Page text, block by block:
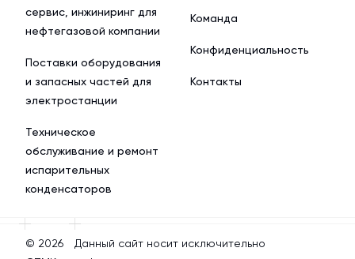
сервис, инжиниринг для
нефтегазовой компании
Поставки оборудования
и запасных частей для
электростанции
Техническое
обслуживание и ремонт
испарительных
конденсаторов
Команда
Конфиденциальность
Контакты
© 2026
Данный сайт носит исключительно